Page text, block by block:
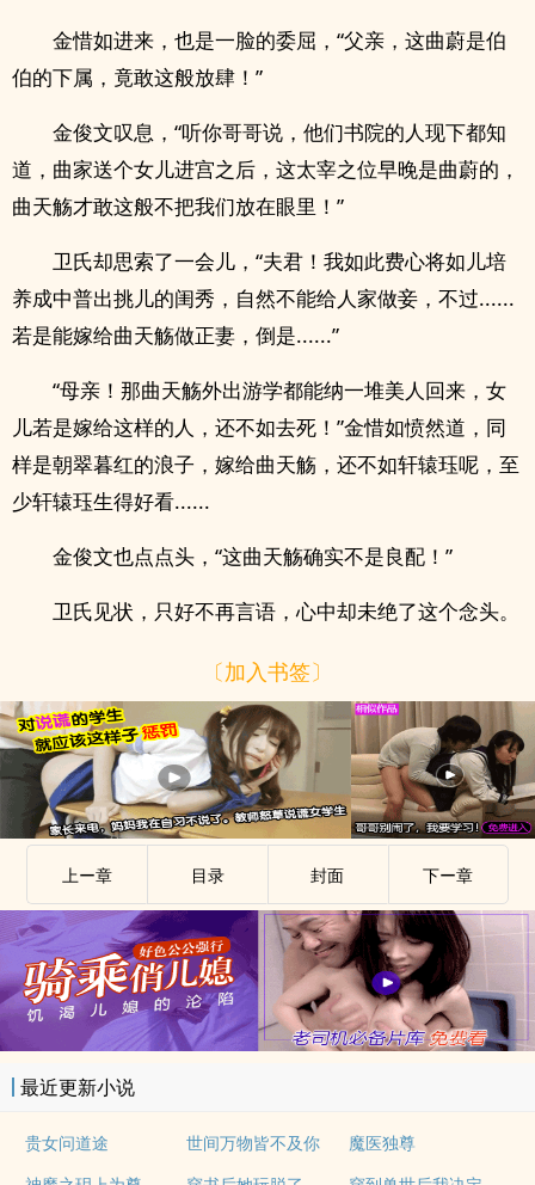
金惜如进来，也是一脸的委屈，“父亲，这曲蔚是伯
伯的下属，竟敢这般放肆！”
金俊文叹息，“听你哥哥说，他们书院的人现下都知
道，曲家送个女儿进宫之后，这太宰之位早晚是曲蔚的，
曲天觞才敢这般不把我们放在眼里！”
卫氏却思索了一会儿，“夫君！我如此费心将如儿培
养成中普出挑儿的闺秀，自然不能给人家做妾，不过......
若是能嫁给曲天觞做正妻，倒是......”
“母亲！那曲天觞外出游学都能纳一堆美人回来，女
儿若是嫁给这样的人，还不如去死！”金惜如愤然道，同
样是朝翠暮红的浪子，嫁给曲天觞，还不如轩辕珏呢，至
少轩辕珏生得好看......
金俊文也点点头，“这曲天觞确实不是良配！”
卫氏见状，只好不再言语，心中却未绝了这个念头。
〔加入书签〕
上ー章 目录 封面 下ー章
最近更新小说
贵女问道途 世间万物皆不及你
魔医独尊